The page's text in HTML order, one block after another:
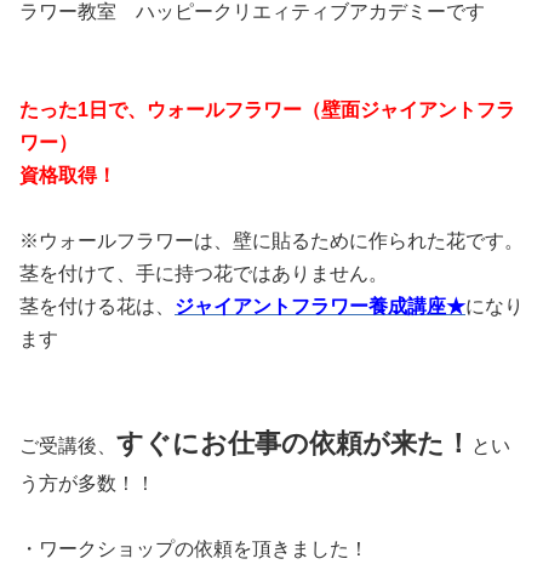
ラワー教室 ハッピークリエィティブアカデミーです
たった1日で、ウォールフラワー（壁面ジャイアントフラ
ワー）
資格取得！
※ウォールフラワーは、壁に貼るために作られた花です。
茎を付けて、手に持つ花ではありません。
茎を付ける花は、 ジャイアントフラワー養成講座★になり
ます
ご受講後、 すぐにお仕事の依頼が来た！
とい
う方が多数！！
・ワークショップの依頼を頂きました！